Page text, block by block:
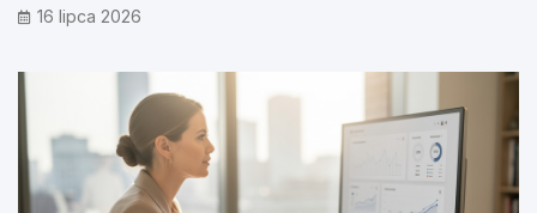
16 lipca 2026